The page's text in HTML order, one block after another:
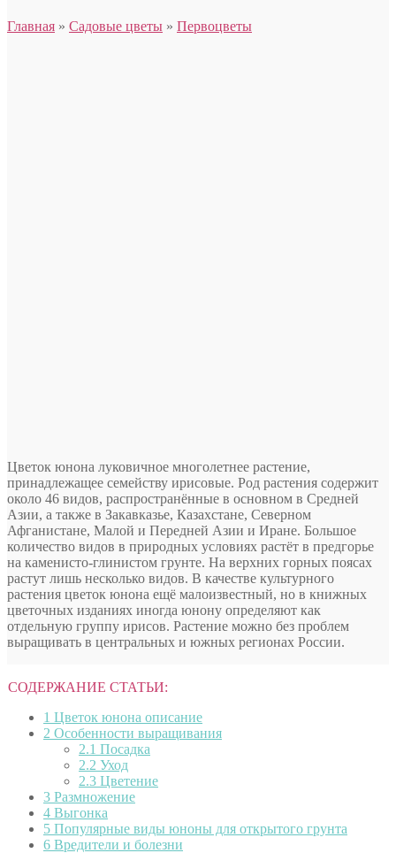
Главная » Садовые цветы » Первоцветы
Цветок юнона луковичное многолетнее растение,
принадлежащее семейству ирисовые. Род растения содержит
около 46 видов, распространённые в основном в Средней
Азии, а также в Закавказье, Казахстане, Северном
Афганистане, Малой и Передней Азии и Иране. Большое
количество видов в природных условиях растёт в предгорье
на каменисто-глинистом грунте. На верхних горных поясах
растут лишь несколько видов. В качестве культурного
растения цветок юнона ещё малоизвестный, но в книжных
цветочных изданиях иногда юнону определяют как
отдельную группу ирисов. Растение можно без проблем
выращивать в центральных и южных регионах России.
СОДЕРЖАНИЕ СТАТЬИ:
1 Цветок юнона описание
2 Особенности выращивания
2.1 Посадка
2.2 Уход
2.3 Цветение
3 Размножение
4 Выгонка
5 Популярные виды юноны для открытого грунта
6 Вредители и болезни